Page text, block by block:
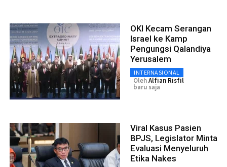
OKI Kecam Serangan
Israel ke Kamp
Pengungsi Qalandiya
Yerusalem
INTERNASIONAL
OlehAlfian Risfil
baru saja
Viral Kasus Pasien
BPJS, Legislator Minta
Evaluasi Menyeluruh
Etika Nakes